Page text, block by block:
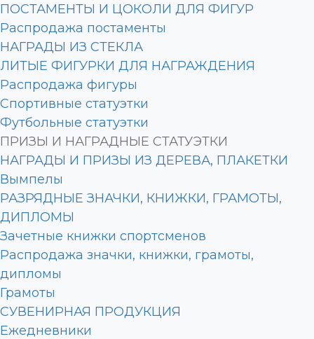
ПОСТАМЕНТЫ И ЦОКОЛИ ДЛЯ ФИГУР
Распродажа постаменты
НАГРАДЫ ИЗ СТЕКЛА
ЛИТЫЕ ФИГУРКИ ДЛЯ НАГРАЖДЕНИЯ
Распродажа фигуры
Спортивные статуэтки
Футбольные статуэтки
ПРИЗЫ И НАГРАДНЫЕ СТАТУЭТКИ
НАГРАДЫ И ПРИЗЫ ИЗ ДЕРЕВА, ПЛАКЕТКИ
Вымпелы
РАЗРЯДНЫЕ ЗНАЧКИ, КНИЖКИ, ГРАМОТЫ,
ДИПЛОМЫ
Зачетные книжки спортсменов
Распродажа значки, книжки, грамоты,
дипломы
Грамоты
СУВЕНИРНАЯ ПРОДУКЦИЯ
Ежедневники